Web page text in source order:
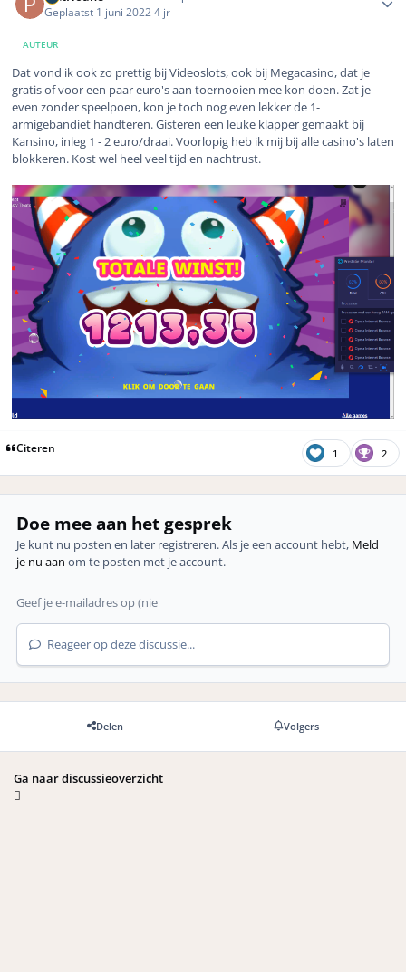
Geplaatst 1 juni 20224 jr
AUTEUR
Dat vond ik ook zo prettig bij Videoslots, ook bij Megacasino, dat je
gratis of voor een paar euro's aan toernooien mee kon doen. Zat je
even zonder speelpoen, kon je toch nog even lekker de 1-
armigebandiet handteren. Gisteren een leuke klapper gemaakt bij
Kansino, inleg 1 - 2 euro/draai. Voorlopig heb ik mij bij alle casino's laten
blokkeren. Kost wel heel veel tijd en nachtrust.
Citeren 1 2
Doe mee aan het gesprek
Je kunt nu posten en later registreren. Als je een account hebt, Meld
je nu aan om te posten met je account.
Reageer op deze discussie...
Delen Volgers
Ga naar discussieoverzicht